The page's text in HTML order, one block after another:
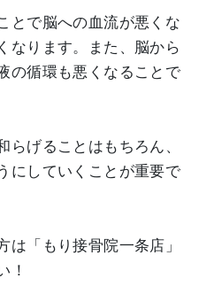
とで脳への血流が悪くな
なります。また、脳から
の循環も悪くなることで
らげることはもちろん、
にしていくことが重要で
は「もり接骨院一条店」
！